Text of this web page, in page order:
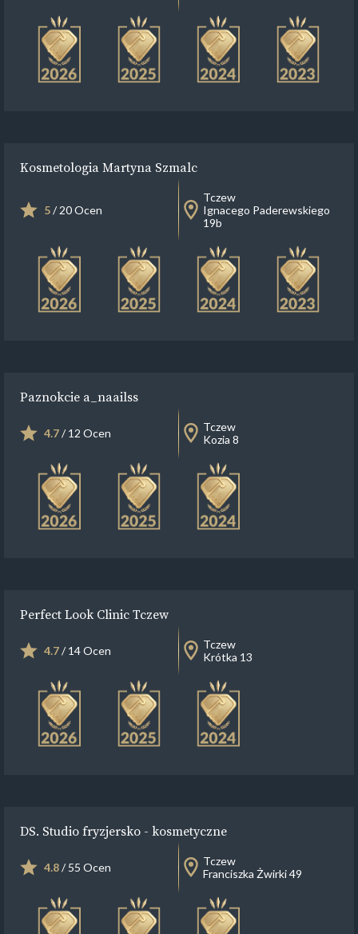
Kosmetologia Martyna Szmalc
5/ 20 Ocen
Tczew
Ignacego Paderewskiego
19b
Paznokcie a_naailss
4.7/ 12 Ocen
Tczew
Kozia 8
Perfect Look Clinic Tczew
4.7/ 14 Ocen
Tczew
Krótka 13
DS. Studio fryzjersko - kosmetyczne
4.8/ 55 Ocen
Tczew
Franciszka Żwirki 49